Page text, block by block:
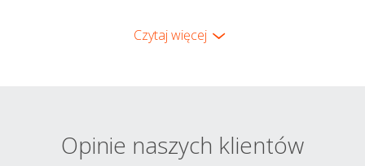
Czytaj więcej
Opinie naszych klientów